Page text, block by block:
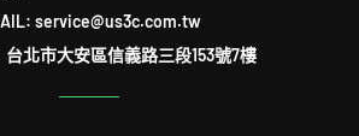
service@us3c.com.tw
北市大安區信義路三段153號7樓